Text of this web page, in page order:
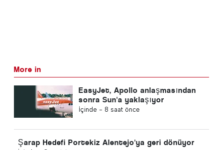
More in
EasyJet, Apollo anlaşmasından
sonra Sun'a yaklaşıyor
İçinde - 8 saat önce
Şarap Hedefi Portekiz Alentejo'ya geri dönüyor